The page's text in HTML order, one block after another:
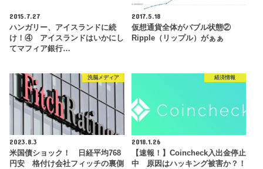
2015.7.27
ハンガリー、アイスランドに続
け！④ アイスランドはいかにし
てマフィア銀行…
2017.5.18
仮想通貨全体がバブル状態②
Ripple（リップル）がぁぁ
洗脳メディア
2023.8.3
米国債ショック！ 日経平均768
円安 格付け会社フィッチの裏側
経済情報
2018.1.26
【速報！】Coincheck入出金停止
中 原因はハッキング被害か？！